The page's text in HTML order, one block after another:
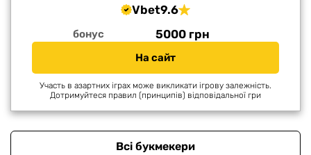
Vbet9.6
бонус 5000 грн
На сайт
Участь в азартних іграх може викликати ігрову залежність.
Дотримуйтеся правил (принципів) відповідальної гри
Всі букмекери